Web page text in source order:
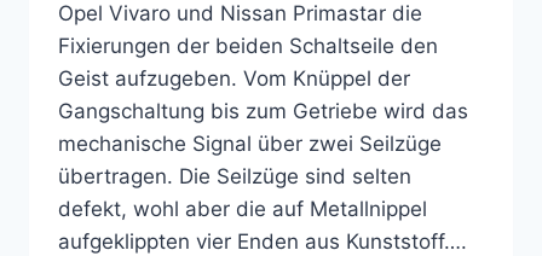
Opel Vivaro und Nissan Primastar die
Fixierungen der beiden Schaltseile den
Geist aufzugeben. Vom Knüppel der
Gangschaltung bis zum Getriebe wird das
mechanische Signal über zwei Seilzüge
übertragen. Die Seilzüge sind selten
defekt, wohl aber die auf Metallnippel
aufgeklippten vier Enden aus Kunststoff….